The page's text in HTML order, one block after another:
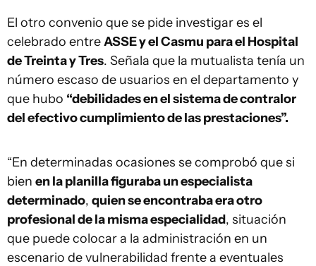
El otro convenio que se pide investigar es el
celebrado entreASSE y el Casmu para el Hospital
de Treinta y Tres. Señala que la mutualista tenía un
número escaso de usuarios en el departamento y
que hubo “debilidades en el sistema de contralor
del efectivo cumplimiento de las prestaciones”.
“En determinadas ocasiones se comprobó que si
bien en la planilla figuraba un especialista
determinado, quien se encontraba era otro
profesional de la misma especialidad, situación
que puede colocar a la administración en un
escenario de vulnerabilidad frente a eventuales